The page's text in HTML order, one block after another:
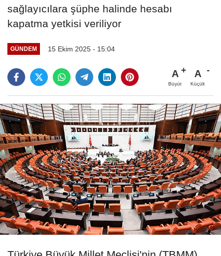
sağlayıcılara şüphe halinde hesabı
kapatma yetkisi veriliyor
GÜNDEM 15 Ekim 2025 - 15:04
A
Büyüt
A
Küçült